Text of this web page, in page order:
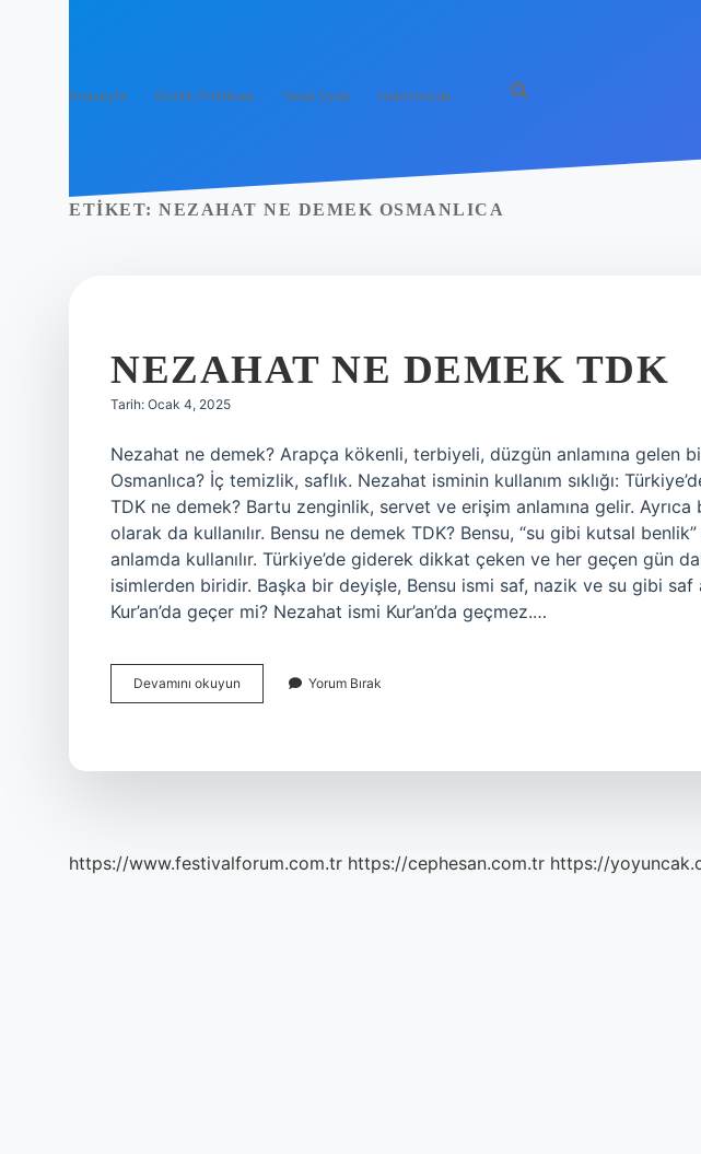
Anasayfa Gizlilik Politikası Yasal Uyarı Hakkımızda
ETIKET: NEZAHAT NE DEMEK OSMANLICA
NEZAHAT NE DEMEK TDK
Tarih: Ocak 4, 2025
Nezahat ne demek? Arapça kökenli, terbiyeli, düzgün anlamına gelen
Osmanlıca? İç temizlik, saflık. Nezahat isminin kullanım sıklığı:
TDK ne demek? Bartu zenginlik, servet ve erişim anlamına gelir. Ayrıca
olarak da kullanılır. Bensu ne demek TDK? Bensu, “su gibi kutsal
anlamda kullanılır. Türkiye’de giderek dikkat çeken ve her geçen gün
isimlerden biridir. Başka bir deyişle, Bensu ismi saf, nazik ve su gibi saf
Kur’an’da geçer mi? Nezahat ismi Kur’an’da geçmez.…
Devamını okuyun Nezahat
Ne
Yorum Bırak
https://www.festivalforum.com.tr https://cephesan.com.tr https://